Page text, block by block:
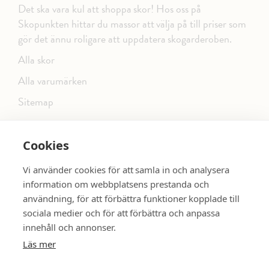
Cookies
Vi använder cookies för att samla in och analysera
information om webbplatsens prestanda och
användning, för att förbättra funktioner kopplade till
sociala medier och för att förbättra och anpassa
innehåll och annonser.
Läs mer
Det ska vara kul att shoppa skor! Hos oss på
Skopunkten hittar du massor att välja på till priser som
gör det ännu roligare att uppdatera skogarderoben.
Alla skor
Alla varumärken
Sitemap
FÖLJ OSS PÅ SOCIALA MEDIER
SE MER SKOR: dinsko.se